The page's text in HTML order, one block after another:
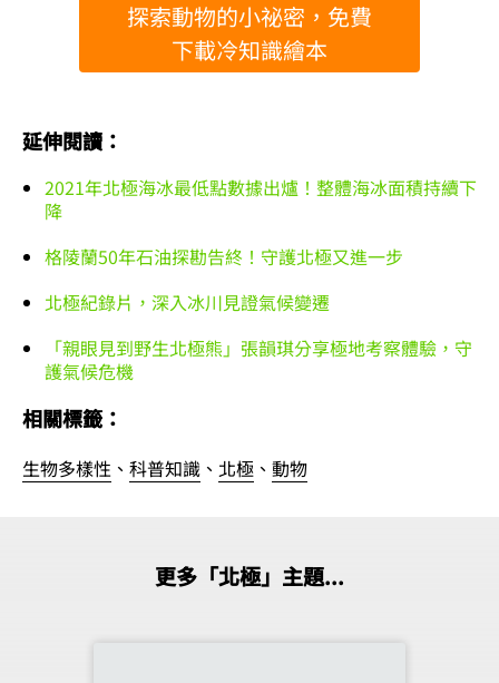
探索動物的小祕密，免費
下載冷知識繪本
延伸閱讀：
2021年北極海冰最低點數據出爐！整體海冰面積持續下
降
格陵蘭50年石油探勘告終！守護北極又進一步
北極紀錄片，深入冰川見證氣候變遷
「親眼見到野生北極熊」張韻琪分享極地考察體驗，守
護氣候危機
相關標籤：
生物多樣性 、 科普知識 、 北極 、 動物
更多「北極」主題...